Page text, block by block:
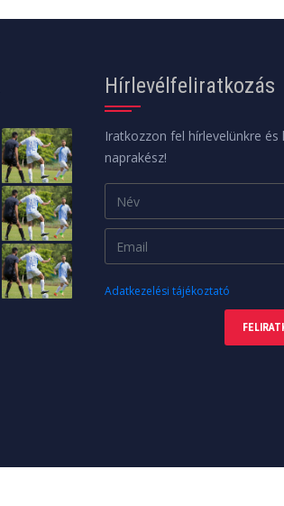
Hírlevélfeliratkozás
Iratkozzon fel hírlevelünkre és
naprakész!
Adatkezelési tájékoztató